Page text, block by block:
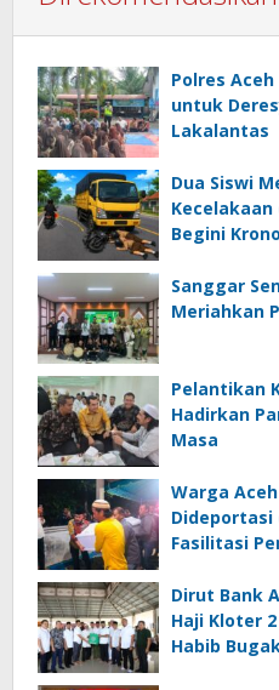
Polres
untuk Deresya dan Aisya Siswi Korban
Lakalantas
Dua Siswi
Kecelakaan
Begini
Sanggar
Meriahkan
Pelantikan
Hadirkan
Masa
Warga
Dideportasi
Fasilitasi
Dirut Bank
Haji Kloter
Habib